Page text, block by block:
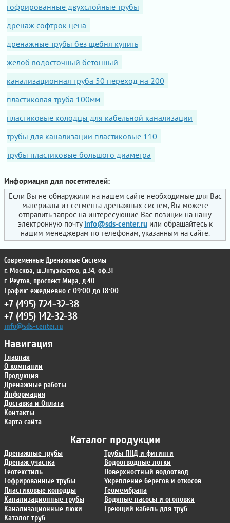
гофрированные двухслойные трубы
дренаж софтрок цена
дренажные трубы без щебня купить
желоб водосточный бетонный
канализационная труба 50 переход на 200
пластиковая труба 100мм
пластиковые колодцы для кабельной канализации
трубы для канализации пластиковые 110
трубы пластиковые большого диаметра
Информация для посетителей:
Если Вы не обнаружили на нашем сайте необходимые для Вас
материалы из сегмента дренажных систем, Вы можете
отправить запрос на интересующие Вас позиции на нашу
электронную почтуinfo@sds-center.ruили обращайтесь к
нашим менеджерам по телефонам, указанным на сайте.
Каталог продукции
Дренажные трубы
Дренаж участка
Геотекстиль
Гофрированные трубы
Пластиковые колодцы
Канализационные трубы
Канализационные люки
Каталог труб
Трубы ПНД и фитинги
Водоотводные лотки
Поверхностный водоотвод
Укрепление берегов и откосов
Геомембрана
Водяные насосы и оголовки
Греющий кабель для труб
Навигация
Главная
О компании
Продукция
Дренажные работы
Информация
Доставка и Оплата
Контакты
Карта сайта
Современные Дренажные Системы
г. Москва, ш.Энтузиастов, д.34, оф.31
г. Реутов, проспект Мира, д.40
График: ежедневно с 09:00 до 18:00
+7 (495) 724-32-38
+7 (495) 142-32-38
info@sds-center.ru